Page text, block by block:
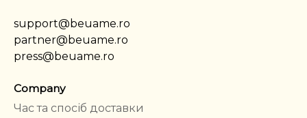
support@beuame.ro
partner@beuame.ro
press@beuame.ro
Company
Час та спосіб доставки